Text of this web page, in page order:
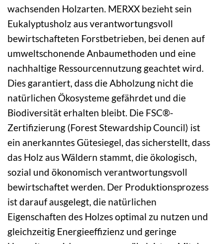
wachsenden Holzarten. MERXX bezieht sein
Eukalyptusholz aus verantwortungsvoll
bewirtschafteten Forstbetrieben, bei denen auf
umweltschonende Anbaumethoden und eine
nachhaltige Ressourcennutzung geachtet wird.
Dies garantiert, dass die Abholzung nicht die
natürlichen Ökosysteme gefährdet und die
Biodiversität erhalten bleibt. Die FSC®-
Zertifizierung (Forest Stewardship Council) ist
ein anerkanntes Gütesiegel, das sicherstellt, dass
das Holz aus Wäldern stammt, die ökologisch,
sozial und ökonomisch verantwortungsvoll
bewirtschaftet werden. Der Produktionsprozess
ist darauf ausgelegt, die natürlichen
Eigenschaften des Holzes optimal zu nutzen und
gleichzeitig Energieeffizienz und geringe